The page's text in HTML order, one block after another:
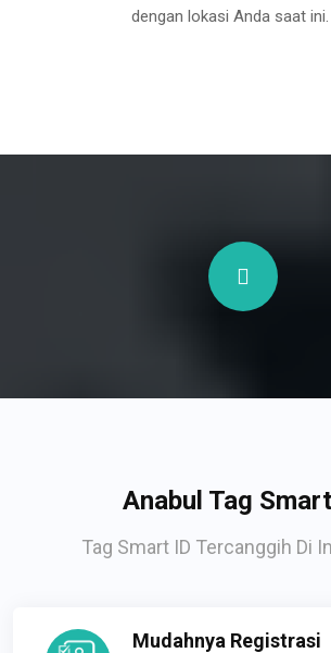
dengan lokasi Anda saat ini.
Anabul Tag
Tag Smart ID Tercanggih Di
Mudahnya Registrasi